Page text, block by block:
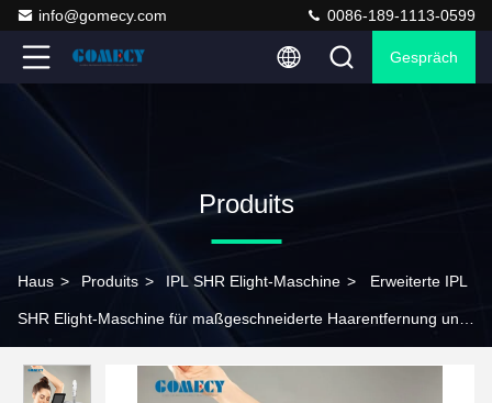
info@gomecy.com 0086-189-1113-0599
Gespräch
Produits
Haus > Produits > IPL SHR Elight-Maschine > Erweiterte IPL
SHR Elight-Maschine für maßgeschneiderte Haarentfernung und